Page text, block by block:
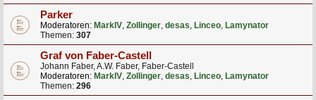
Parker
Moderatoren: MarkIV, Zollinger, desas, Linceo, Lamynator
Themen: 307
Graf von Faber-Castell
Johann Faber, A.W. Faber, Faber-Castell
Moderatoren: MarkIV, Zollinger, desas, Linceo, Lamynator
Themen: 296